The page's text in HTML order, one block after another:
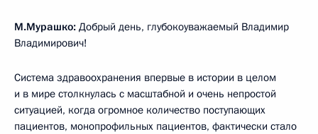
М.Мурашко: Добрый день, глубокоуважаемый Владимир
Владимирович!
Система здравоохранения впервые в истории в целом
и в мире столкнулась с масштабной и очень непростой
ситуацией, когда огромное количество поступающих
пациентов, монопрофильных пациентов, фактически стало